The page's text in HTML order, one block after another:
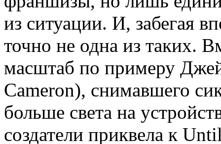
из ситуации. И, забегая
точно не одна из таких.
масштаб по примеру
Cameron), снимавшего
больше света на
создатели приквела к